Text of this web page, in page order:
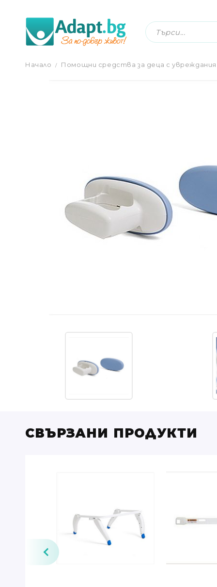
ОПОРИ ЗА БЕДРАТА ЗА КОМБИНИРАН
Начало Помощни средства за деца с увреждания
СВЪРЗАНИ ПРОДУКТИ